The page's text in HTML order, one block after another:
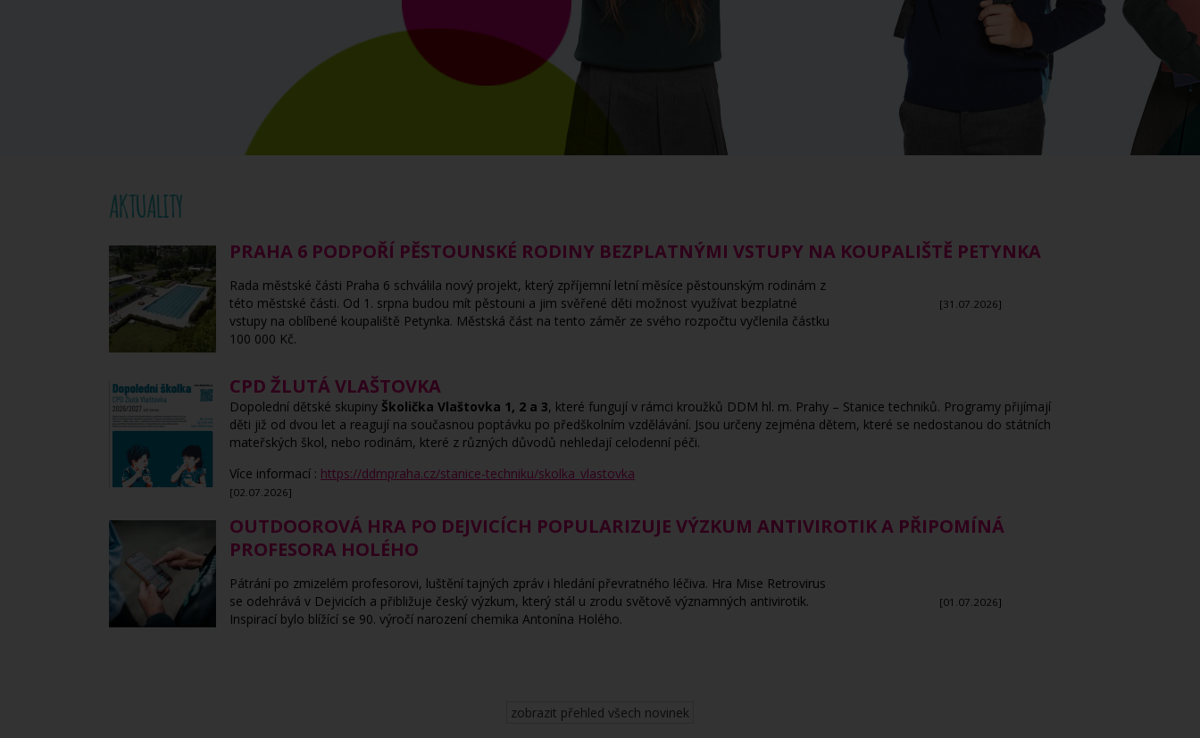
AKTUALITY
PRAHA 6 PODPOŘÍ PĚSTOUNSKÉ RODINY BEZPLATNÝMI VSTUPY NA KOUPALIŠTĚ PETYNKA
Rada městské části Praha 6 schválila nový projekt, který zpříjemní letní měsíce pěstounským rodinám z
této městské části. Od 1. srpna budou mít pěstouni a jim svěřené děti možnost využívat bezplatné
vstupy na oblíbené koupaliště Petynka. Městská část na tento záměr ze svého rozpočtu vyčlenila částku
100 000 Kč.
[31.07.2026]
CPD ŽLUTÁ VLAŠTOVKA
Dopolední dětské skupiny Školička Vlaštovka 1, 2 a 3, které fungují v rámci kroužků DDM hl. m. Prahy – Stanice techniků. Programy přijímají
děti již od dvou let a reagují na současnou poptávku po předškolním vzdělávání. Jsou určeny zejména dětem, které se nedostanou do státních
mateřských škol, nebo rodinám, které z různých důvodů nehledají celodenní péči.
Více informací : https://ddmpraha.cz/stanice-techniku/skolka_vlastovka
[02.07.2026]
OUTDOOROVÁ HRA PO DEJVICÍCH POPULARIZUJE VÝZKUM ANTIVIROTIK A PŘIPOMÍNÁ
PROFESORA HOLÉHO
Pátrání po zmizelém profesorovi, luštění tajných zpráv i hledání převratného léčiva. Hra Mise Retrovirus
se odehrává v Dejvicích a přibližuje český výzkum, který stál u zrodu světově významných antivirotik.
Inspirací bylo blížící se 90. výročí narození chemika Antonína Holého.
[01.07.2026]
zobrazit přehled všech novinek